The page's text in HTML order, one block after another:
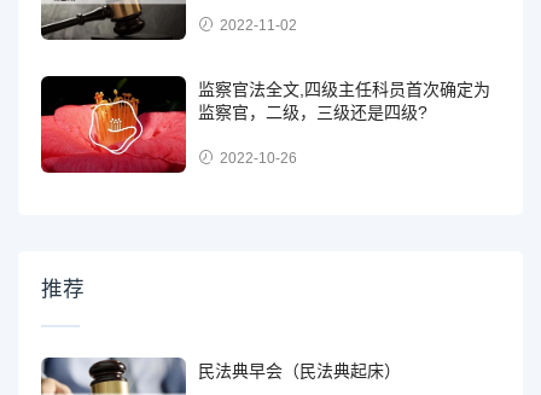
2022-11-02
监察官法全文,四级主任科员首次确定为
监察官，二级，三级还是四级?
2022-10-26
推荐
民法典早会（民法典起床）